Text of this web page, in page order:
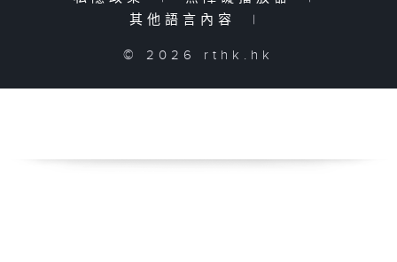
其他語言內容
|
© 2026 rthk.hk